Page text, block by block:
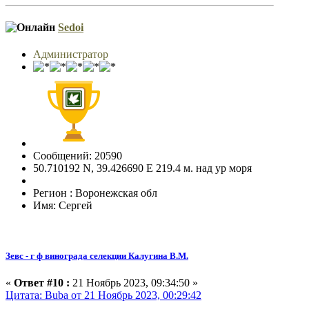
Sedoi
Администратор
Сообщений: 20590
50.710192 N, 39.426690 E 219.4 м. над ур моря
Регион : Воронежская обл
Имя: Сергей
Зевс - г ф винограда селекции Калугина В.М.
« Ответ #10 : 21 Ноябрь 2023, 09:34:50 »
Цитата: Buba от 21 Ноябрь 2023, 00:29:42